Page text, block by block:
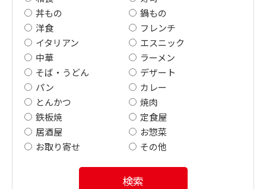
丼もの
鍋もの
洋食
フレンチ
イタリアン
エスニック
中華
ラーメン
そば・うどん
デザート
パン
カレー
とんかつ
焼肉
鉄板焼
定食屋
居酒屋
お惣菜
お取り寄せ
その他
検索